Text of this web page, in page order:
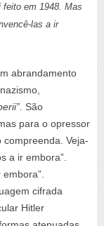
feito em 1948. Mas
las a ir
abrandamento
São
para o opressor
Veja-
a ir embora”.
cifrada
Hitler